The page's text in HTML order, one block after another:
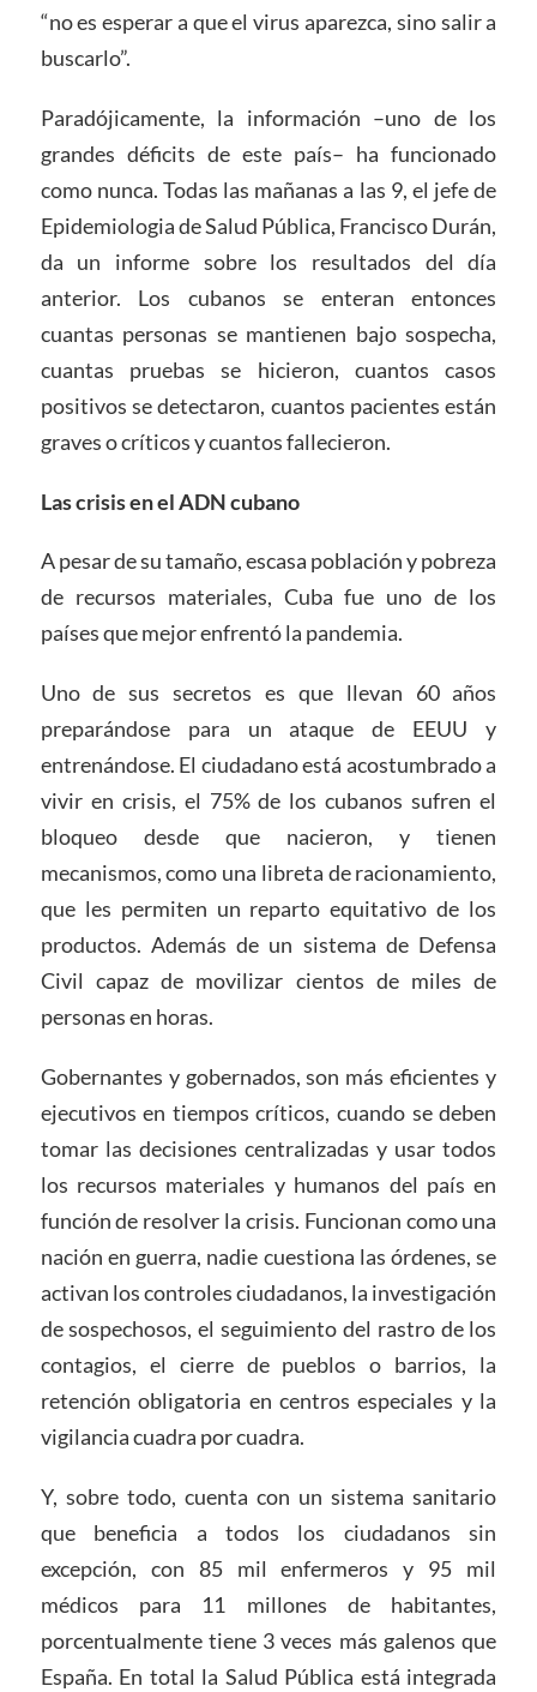
“no es esperar a que el virus aparezca, sino salir a
buscarlo”.
Paradójicamente, la información –uno de los
grandes déficits de este país– ha funcionado
como nunca. Todas las mañanas a las 9, el jefe de
Epidemiologia de Salud Pública, Francisco Durán,
da un informe sobre los resultados del día
anterior. Los cubanos se enteran entonces
cuantas personas se mantienen bajo sospecha,
cuantas pruebas se hicieron, cuantos casos
positivos se detectaron, cuantos pacientes están
graves o críticos y cuantos fallecieron.
Las crisis en el ADN cubano
A pesar de su tamaño, escasa población y pobreza
de recursos materiales, Cuba fue uno de los
países que mejor enfrentó la pandemia.
Uno de sus secretos es que llevan 60 años
preparándose para un ataque de EEUU y
entrenándose. El ciudadano está acostumbrado a
vivir en crisis, el 75% de los cubanos sufren el
bloqueo desde que nacieron, y tienen
mecanismos, como una libreta de racionamiento,
que les permiten un reparto equitativo de los
productos. Además de un sistema de Defensa
Civil capaz de movilizar cientos de miles de
personas en horas.
Gobernantes y gobernados, son más eficientes y
ejecutivos en tiempos críticos, cuando se deben
tomar las decisiones centralizadas y usar todos
los recursos materiales y humanos del país en
función de resolver la crisis. Funcionan como una
nación en guerra, nadie cuestiona las órdenes, se
activan los controles ciudadanos, la investigación
de sospechosos, el seguimiento del rastro de los
contagios, el cierre de pueblos o barrios, la
retención obligatoria en centros especiales y la
vigilancia cuadra por cuadra.
Y, sobre todo, cuenta con un sistema sanitario
que beneficia a todos los ciudadanos sin
excepción, con 85 mil enfermeros y 95 mil
médicos para 11 millones de habitantes,
porcentualmente tiene 3 veces más galenos que
España. En total la Salud Pública está integrada